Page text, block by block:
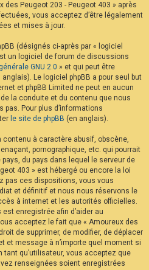
des Peugeot 203 - Peugeot 403 » après
vous acceptez d’être légalement
et mises à jour.
(désignés ci-après par « logiciel
un logiciel de forum de discussions
GNU 2.0 » et qui peut être
anglais). Le logiciel phpBB a pour seul but
et phpBB Limited ne peut en aucun
la conduite et du contenu que nous
pas. Pour plus d’informations
le site de phpBB (en anglais).
à caractère abusif, obscène,
pornographique, etc. qui pourrait
du pays dans lequel le serveur de
403 » est hébergé ou encore la loi
pas ces dispositions, vous vous
et définitif et nous nous réservons le
à internet et les autorités officielles.
enregistrée afin d’aider au
acceptez le fait que « Amoureux des
de supprimer, de modifier, de déplacer
et message à n’importe quel moment si
qu’utilisateur, vous acceptez que
renseignées soient enregistrées